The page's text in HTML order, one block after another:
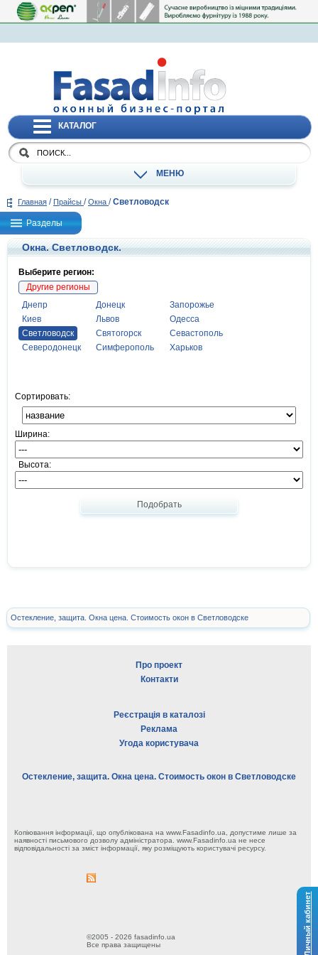
Личный кабинет
КАТАЛОГ
МЕНЮ
Главная / Прайсы / Окна / Светловодск
Разделы
Окна. Светловодск.
Выберите регион:
Другие регионы
Днепр
Донецк
Запорожье
Киев
Львов
Одесса
Светловодск
Святогорск
Севастополь
Северодонецк
Симферополь Харьков
Сортировать:
Ширина:
Высота:
Подобрать
Остекление, защита. Окна цена. Стоимость окон в Светловодске
Про проект
Контакти
Реєстрація в каталозі
Реклама
Угода користувача
Остекление, защита. Окна цена. Стоимость окон в Светловодске
Копіювання інформації, що опублікована на www.Fasadinfo.ua, допустиме лише за
наявності письмового дозволу адміністратора. www.Fasadinfo.ua не несе
відповідальності за зміст інформації, яку розміщують користувачі ресурсу.
©2005 - 2026 fasadinfo.ua
Все права защищены